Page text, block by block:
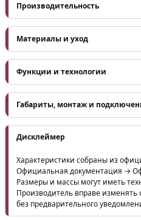
Производительность
Материалы и уход
Функции и технологии
Габариты, монтаж и
Дисклеймер
Характеристики собраны из
Официальная документация →
Размеры и массы могут иметь
Производитель вправе
без предварительного